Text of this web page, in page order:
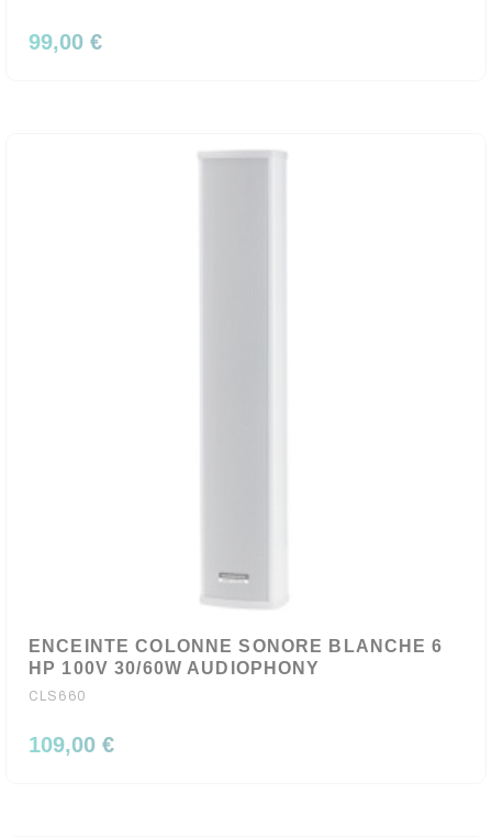
99,00 €
ENCEINTE COLONNE SONORE BLANCHE 6
HP 100V 30/60W AUDIOPHONY
CLS660
109,00 €